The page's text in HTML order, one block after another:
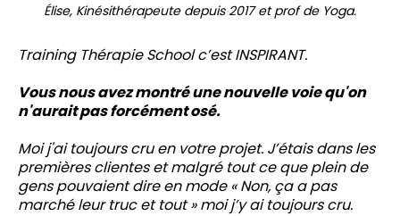
Élise, Kinésithérapeute depuis 2017 et prof de Yoga.
Training Thérapie School c’est INSPIRANT.
Vous nous avez montré une nouvelle voie qu'on
n'aurait pas forcément osé.
Moi j'ai toujours cru en votre projet. J’étais dans les
premières clientes et malgré tout ce que plein de
gens pouvaient dire en mode « Non, ça a pas
marché leur truc et tout » moi j’y ai toujours cru.